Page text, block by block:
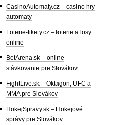
CasinoAutomaty.cz – casino hry
automaty
Loterie-tikety.cz – loterie a losy
online
BetArena.sk – online
stávkovanie pre Slovákov
FightLive.sk – Oktagon, UFC a
MMA pre Slovákov
HokejSpravy.sk – Hokejové
správy pre Slovákov